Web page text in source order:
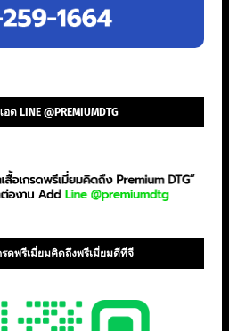
LINE @PREMIUMDTG
รดพรีเมี่ยมคิดถึงพรีเมี่ยมดีทีจี